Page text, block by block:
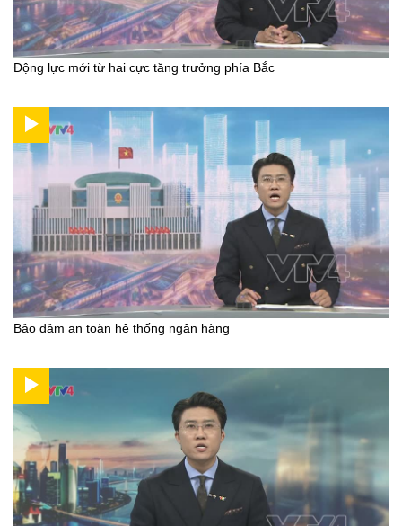
Động lực mới từ hai cực tăng trưởng phía Bắc
Bảo đảm an toàn hệ thống ngân hàng